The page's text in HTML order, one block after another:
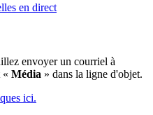
en direct
envoyer un courriel à
« Média » dans la ligne d'objet.
ici.